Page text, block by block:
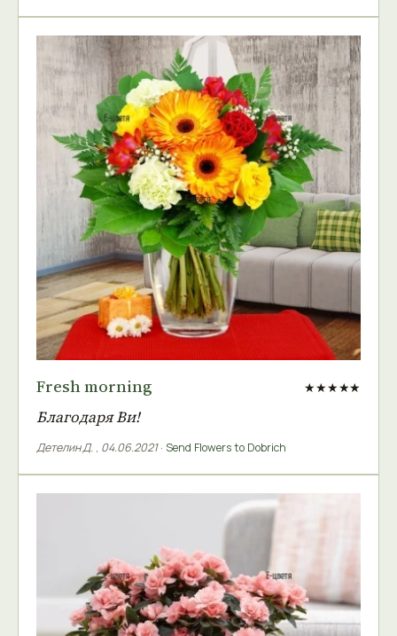
Fresh morning ★★★★★
Благодаря Ви!
Детелин Д. , 04.06.2021· Send Flowers to Dobrich